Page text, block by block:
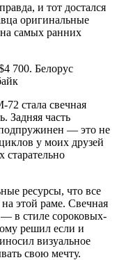
и тот достался
оригинальные
самых ранних
стала свечная
Задняя часть
— это не
у моих друзей
старательно
ресурсы, что все
этой раме. Свечная
— в стиле сороковых-
решил если и
визуальное
свою мечту.